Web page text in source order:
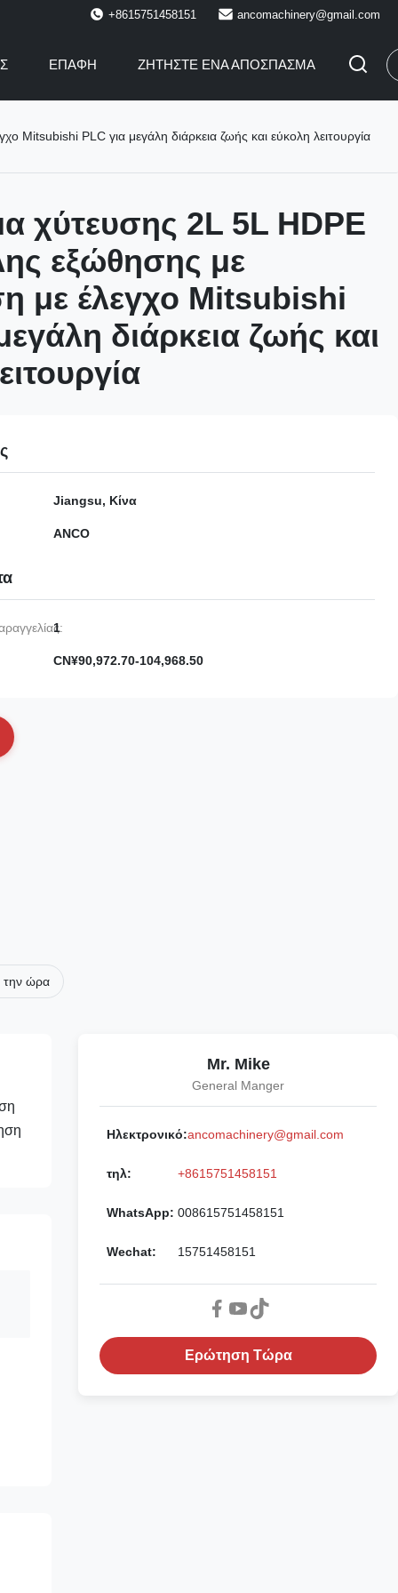
+8615751458151 ancomachinery@gmail.com
ΕΠΑΦΉ ΖΗΤΉΣΤΕ ΈΝΑ ΑΠΌΣΠΑΣΜΑ
PLC για μεγάλη διάρκεια ζωής και εύκολη λειτουργία
χύτευσης 2L 5L HDPE
εξώθησης με
με έλεγχο Mitsubishi
διάρκεια ζωής και
Jiangsu, Κίνα
ANCO
1
CN¥90,972.70-104,968.50
την ώρα
Mr. Mike
General Manger
Ηλεκτρονικό:ancomachinery@gmail.com
τηλ: +8615751458151
WhatsApp: 008615751458151
Wechat: 15751458151
Ερώτηση Τώρα